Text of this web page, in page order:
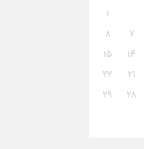
۱
۷
۸
۱۴
۱۵
۲۱
۲۲
۲۸
۲۹